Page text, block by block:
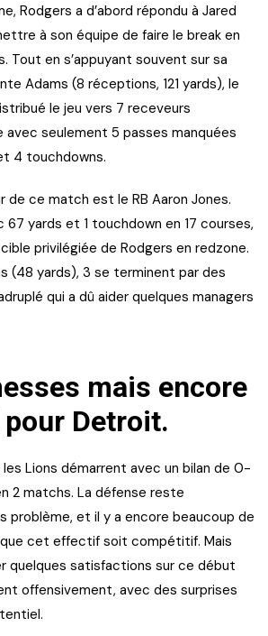
Rodgers a d’abord répondu à Jared
à son équipe de faire le break en
Tout en s’appuyant souvent sur sa
Adams (8 réceptions, 121 yards), le
le jeu vers 7 receveurs
avec seulement 5 passes manquées
4 touchdowns.
de ce match est le RB Aaron Jones.
67 yards et 1 touchdown en 17 courses,
privilégiée de Rodgers en redzone.
(48 yards), 3 se terminent par des
qui a dû aider quelques managers
mais encore
Detroit.
Lions démarrent avec un bilan de 0-
2 matchs. La défense reste
problème, et il y a encore beaucoup de
cet effectif soit compétitif. Mais
quelques satisfactions sur ce début
offensivement, avec des surprises